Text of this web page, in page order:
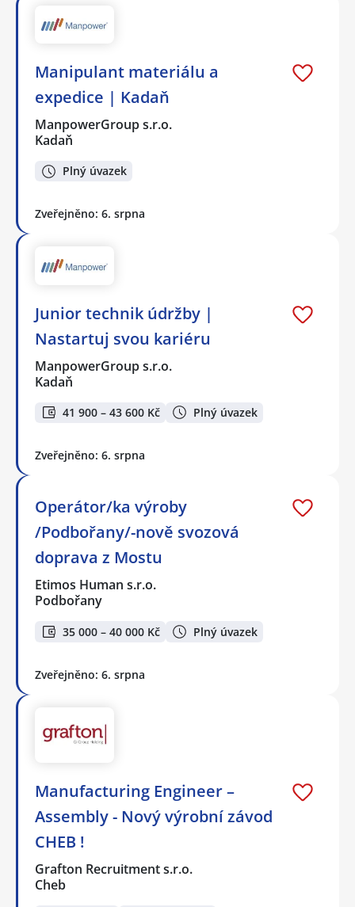
Manipulant materiálu a
expedice | Kadaň
ManpowerGroup s.r.o.
Kadaň
Plný úvazek
Zveřejněno: 6. srpna
Junior technik údržby |
Nastartuj svou kariéru
ManpowerGroup s.r.o.
Kadaň
41 900 – 43 600 Kč Plný úvazek
Zveřejněno: 6. srpna
Operátor/ka výroby
/Podbořany/-nově svozová
doprava z Mostu
Etimos Human s.r.o.
Podbořany
35 000 – 40 000 Kč Plný úvazek
Zveřejněno: 6. srpna
Manufacturing Engineer –
Assembly - Nový výrobní závod
CHEB !
Grafton Recruitment s.r.o.
Cheb